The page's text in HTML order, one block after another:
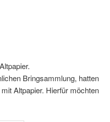
Bringsammlung, hatten
Altpapier. Hierfür möchten